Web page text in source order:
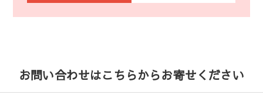
お問い合わせはこちらからお寄せください